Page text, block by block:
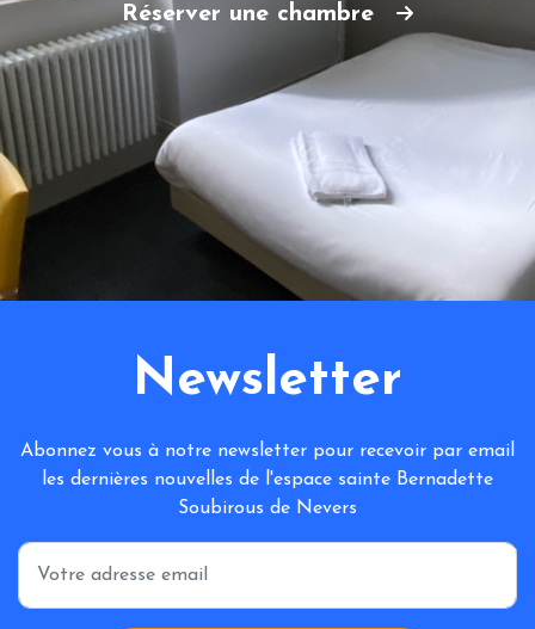
Réserver une chambre
Newsletter
Abonnez vous à notre newsletter pour recevoir par email
les dernières nouvelles de l'espace sainte Bernadette
Soubirous de Nevers
*